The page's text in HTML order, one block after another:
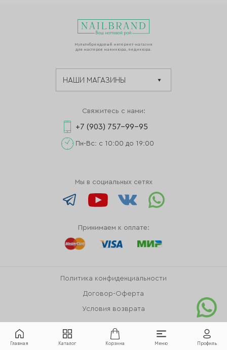
Мультибрендовый интернет-магазин
для мастеров маникюра, педикюра.
Свяжитесь с нами:
+7 (903) 757-99-95
Пн-Вс: с 10:00 до 19:00
Мы в социальных сетях
Принимаем к оплате:
Политика конфиденциальности
Договор-Оферта
Условия возврата
Главная Каталог Корзина Меню Профиль